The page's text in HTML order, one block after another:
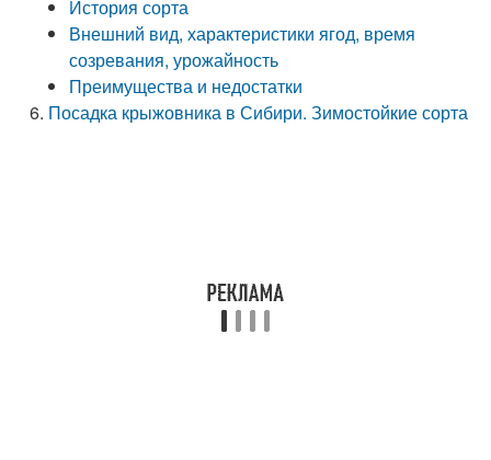
История сорта
Внешний вид, характеристики ягод, время
созревания, урожайность
Преимущества и недостатки
Посадка крыжовника в Сибири. Зимостойкие сорта